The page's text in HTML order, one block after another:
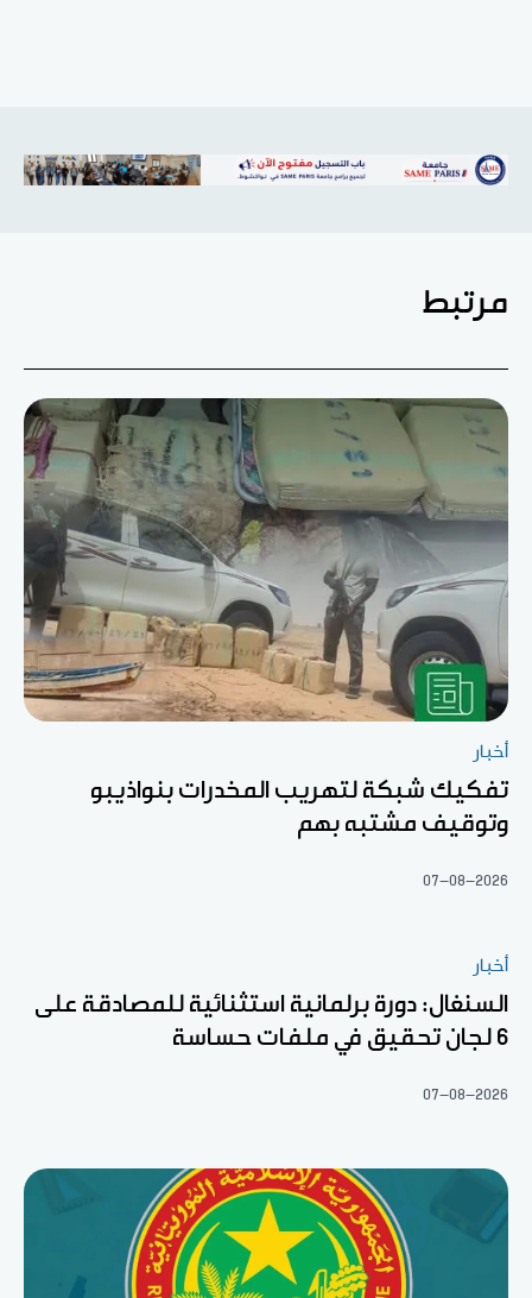
مرتبط
أخبار
تفكيك شبكة لتهريب المخدرات بنواذيبو
وتوقيف مشتبه بهم
07-08-2026
أخبار
السنغال: دورة برلمانية استثنائية للمصادقة على
6 لجان تحقيق في ملفات حساسة
07-08-2026